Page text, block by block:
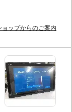
ョップからのご案内